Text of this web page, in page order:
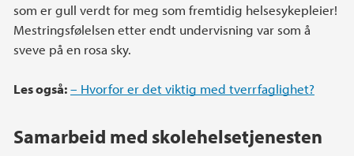
som er gull verdt for meg som fremtidig helsesykepleier!
Mestringsfølelsen etter endt undervisning var som å
sveve på en rosa sky.
Les også:– Hvorfor er det viktig med tverrfaglighet?
Samarbeid med skolehelsetjenesten